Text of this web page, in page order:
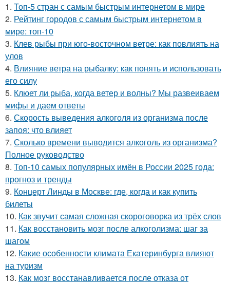
1. Топ-5 стран с самым быстрым интернетом в мире
2. Рейтинг городов с самым быстрым интернетом в
мире: топ-10
3. Клев рыбы при юго-восточном ветре: как повлиять на
улов
4. Влияние ветра на рыбалку: как понять и использовать
его силу
5. Клюет ли рыба, когда ветер и волны? Мы развеиваем
мифы и даем ответы
6. Скорость выведения алкоголя из организма после
запоя: что влияет
7. Сколько времени выводится алкоголь из организма?
Полное руководство
8. Топ-10 самых популярных имён в России 2025 года:
прогноз и тренды
9. Концерт Линды в Москве: где, когда и как купить
билеты
10. Как звучит самая сложная скороговорка из трёх слов
11. Как восстановить мозг после алкоголизма: шаг за
шагом
12. Какие особенности климата Екатеринбурга влияют
на туризм
13. Как мозг восстанавливается после отказа от